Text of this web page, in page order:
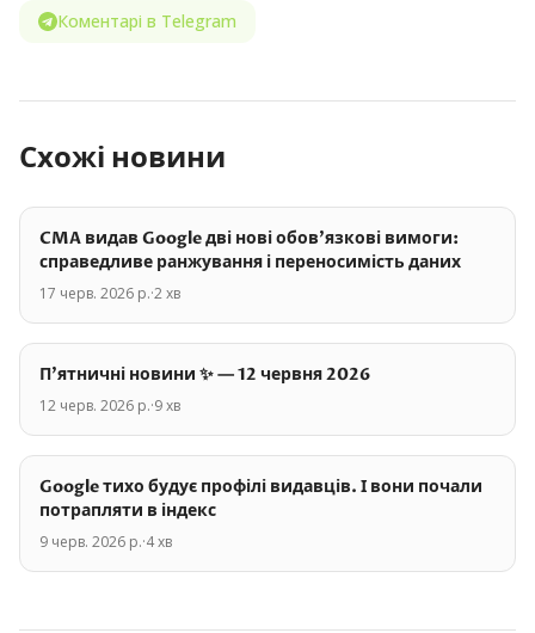
Коментарі в Telegram
Схожі новини
CMA видав Google дві нові обов'язкові вимоги:
справедливе ранжування і переносимість даних
17 черв. 2026 р.·2хв
П'ятничні новини ✨ — 12 червня 2026
12 черв. 2026 р.·9хв
Google тихо будує профілі видавців. І вони почали
потрапляти в індекс
9 черв. 2026 р.·4хв